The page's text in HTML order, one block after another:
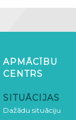
APMĀCĪBU
CENTRS
SITUĀCIJAS
Dažādu situāciju